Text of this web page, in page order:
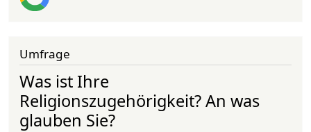
Umfrage
Was ist Ihre
Religionszugehörigkeit? An was
glauben Sie?